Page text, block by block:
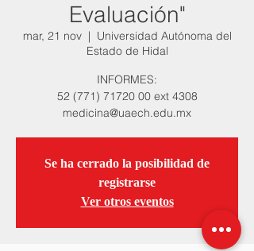
Evaluación"
mar, 21 nov
  |
Universidad Autónoma del
Estado de Hidal
INFORMES:
52 (771) 71720 00 ext 4308
medicina@uaech.edu.mx
Se ha cerrado la posibilidad de
registrarse
Ver otros eventos